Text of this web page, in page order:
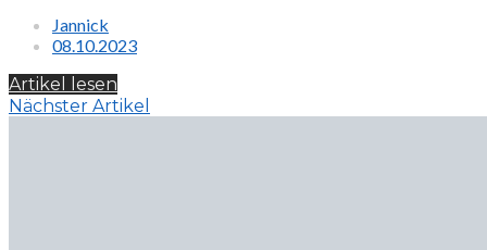
Jannick
08.10.2023
Artikel lesen
Nächster Artikel